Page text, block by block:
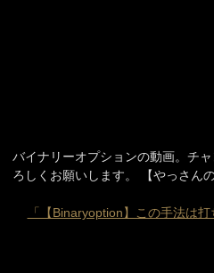
バイナリーオプションの動画。チ
ろしくお願いします。 【やっさん
「【Binaryoption】この手法は